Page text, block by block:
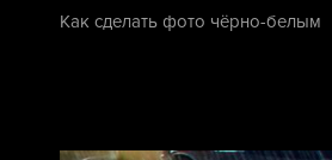
Как сделать фото чёрно-белым